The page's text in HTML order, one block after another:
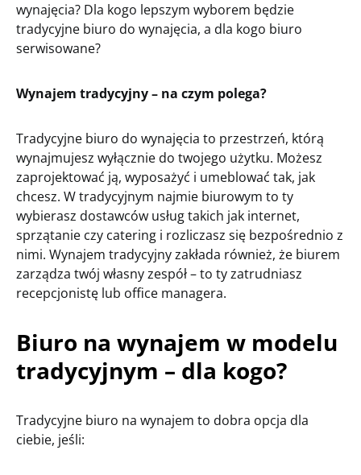
wynajęcia? Dla kogo lepszym wyborem będzie
tradycyjne biuro do wynajęcia, a dla kogo biuro
serwisowane?
Wynajem tradycyjny – na czym polega?
Tradycyjne biuro do wynajęcia to przestrzeń, którą
wynajmujesz wyłącznie do twojego użytku. Możesz
zaprojektować ją, wyposażyć i umeblować tak, jak
chcesz. W tradycyjnym najmie biurowym to ty
wybierasz dostawców usług takich jak internet,
sprzątanie czy catering i rozliczasz się bezpośrednio z
nimi. Wynajem tradycyjny zakłada również, że biurem
zarządza twój własny zespół – to ty zatrudniasz
recepcjonistę lub office managera.
Biuro na wynajem w modelu
tradycyjnym – dla kogo?
Tradycyjne biuro na wynajem to dobra opcja dla
ciebie, jeśli: